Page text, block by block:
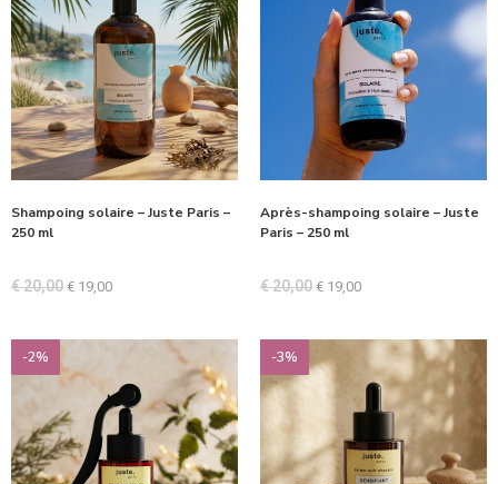
Shampoing solaire – Juste Paris –
250 ml
€20,00 € 19,00
Après-shampoing solaire – Juste
Paris – 250 ml
€20,00 € 19,00
-2% -3%